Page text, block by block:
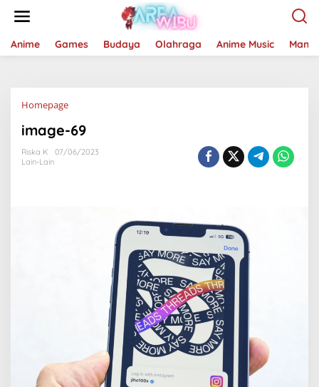
Anime Games Budaya Olahraga Anime Music
HomepageLampiran
image-69
Riska K
07/06/2023
Lain-Lain